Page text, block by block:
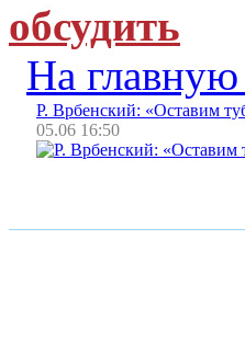
обсудить
На
Р. Врбенский: «Оставим
05.06 16:50